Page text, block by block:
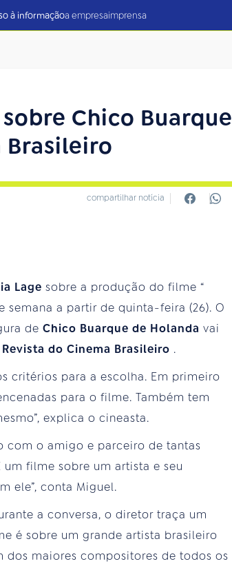
à informaçãoa empresaimprensa
Chico Buarque
Brasileiro
compartilhar notícia
Lage sobre a produção do filme “
semana a partir de quinta-feira (26). O
de Chico Buarque de Holanda vai
Revista do Cinema Brasileiro .
critérios para a escolha. Em primeiro
para o filme. Também tem
explica o cineasta.
com o amigo e parceiro de tantas
filme sobre um artista e seu
ele”, conta Miguel.
a conversa, o diretor traça um
é sobre um grande artista brasileiro
maiores compositores de todos os